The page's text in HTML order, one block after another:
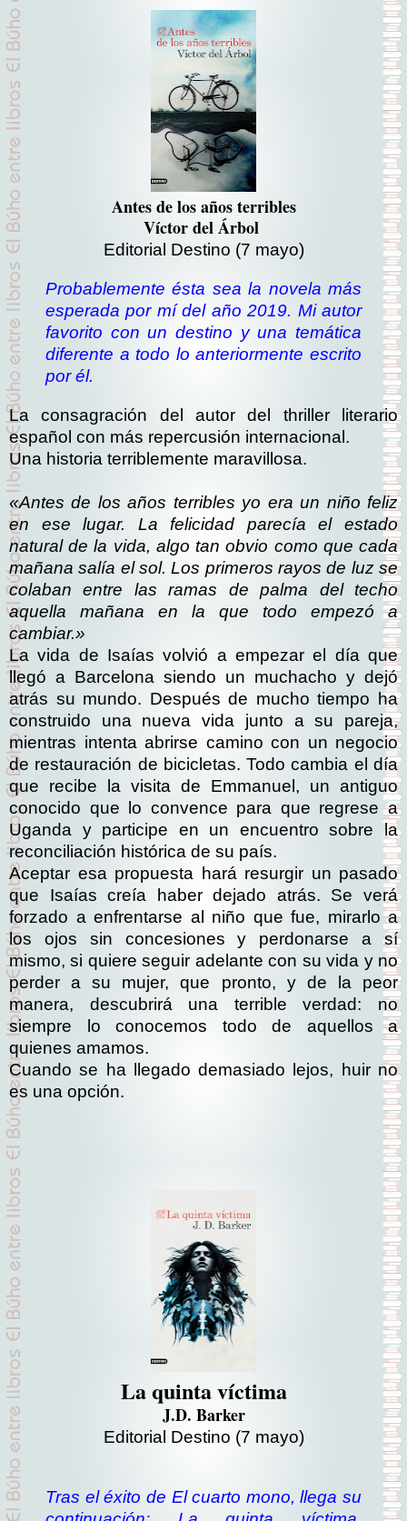
Antes de los años terribles
Víctor del Árbol
Editorial Destino (7 mayo)
Probablemente ésta sea la novela más
esperada por mí del año 2019. Mi autor
favorito con un destino y una temática
diferente a todo lo anteriormente escrito
por él.
La consagración del autor del thriller literario
español con más repercusión internacional.
Una historia terriblemente maravillosa.
«Antes de los años terribles yo era un niño feliz
en ese lugar. La felicidad parecía el estado
natural de la vida, algo tan obvio como que cada
mañana salía el sol. Los primeros rayos de luz se
colaban entre las ramas de palma del techo
aquella mañana en la que todo empezó a
cambiar.»
La vida de Isaías volvió a empezar el día que
llegó a Barcelona siendo un muchacho y dejó
atrás su mundo. Después de mucho tiempo ha
construido una nueva vida junto a su pareja,
mientras intenta abrirse camino con un negocio
de restauración de bicicletas. Todo cambia el día
que recibe la visita de Emmanuel, un antiguo
conocido que lo convence para que regrese a
Uganda y participe en un encuentro sobre la
reconciliación histórica de su país.
Aceptar esa propuesta hará resurgir un pasado
que Isaías creía haber dejado atrás. Se verá
forzado a enfrentarse al niño que fue, mirarlo a
los ojos sin concesiones y perdonarse a sí
mismo, si quiere seguir adelante con su vida y no
perder a su mujer, que pronto, y de la peor
manera, descubrirá una terrible verdad: no
siempre lo conocemos todo de aquellos a
quienes amamos.
Cuando se ha llegado demasiado lejos, huir no
es una opción.
La quinta víctima
J.D. Barker
Editorial Destino (7 mayo)
Tras el éxito de El cuarto mono, llega su